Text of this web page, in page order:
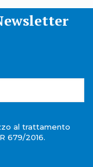
al trattamento
679/2016.